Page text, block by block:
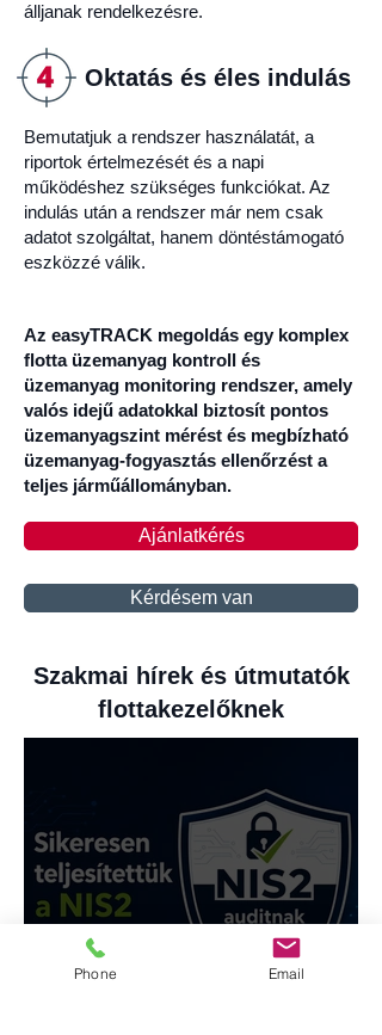
álljanak rendelkezésre.
Oktatás és éles indulás
Bemutatjuk a rendszer használatát, a
riportok értelmezését és a napi
működéshez szükséges funkciókat. Az
indulás után a rendszer már nem csak
adatot szolgáltat, hanem döntéstámogató
eszközzé válik.
Az easyTRACK megoldás egy komplex
flotta üzemanyag kontroll és
üzemanyag monitoring rendszer, amely
valós idejű adatokkal biztosít pontos
üzemanyagszint mérést és megbízható
üzemanyag-fogyasztás ellenőrzést a
teljes járműállományban.
Ajánlatkérés
Kérdésem van
Szakmai hírek és útmutatók
flottakezelőknek
NIS2 alapú kiberbiztonsági
audit: új mérföldkő az
Phone Email